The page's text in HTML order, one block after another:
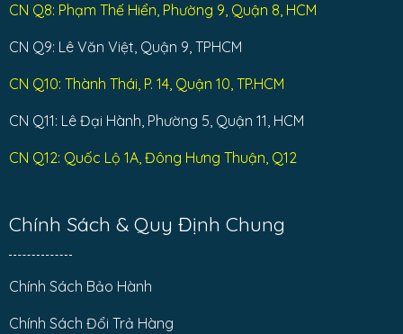
CN Q8: Phạm Thế Hiển, Phường 9, Quận 8, HCM
CN Q9: Lê Văn Việt, Quận 9, TPHCM
CN Q10: Thành Thái, P. 14, Quận 10, TP.HCM
CN Q11: Lê Đại Hành, Phường 5, Quận 11, HCM
CN Q12: Quốc Lộ 1A, Đông Hưng Thuận, Q12
Chính Sách & Quy Định Chung
Chính Sách Bảo Hành
Chính Sách Đổi Trả Hàng